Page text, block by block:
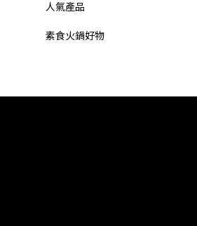
人氣產品
素食火鍋好物